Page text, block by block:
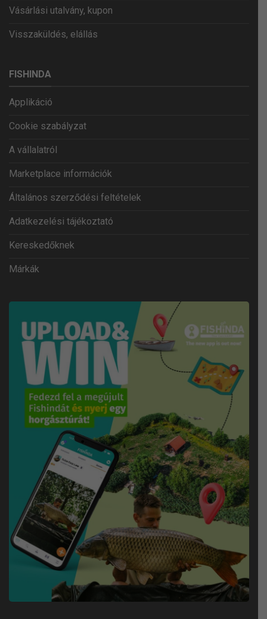
Vásárlási utalvány, kupon
Visszaküldés, elállás
FISHINDA
Applikáció
Cookie szabályzat
A vállalatról
Marketplace információk
Általános szerződési feltételek
Adatkezelési tájékoztató
Kereskedőknek
Márkák